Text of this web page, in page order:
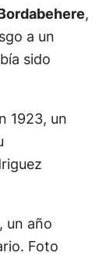
,
a un
sido
un año
Foto